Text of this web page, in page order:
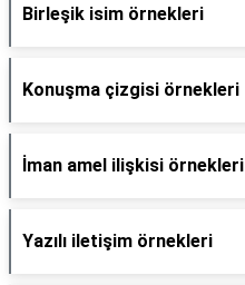
Birleşik isim örnekleri
Konuşma çizgisi örnekleri
İman amel ilişkisi örnekleri
Yazılı iletişim örnekleri